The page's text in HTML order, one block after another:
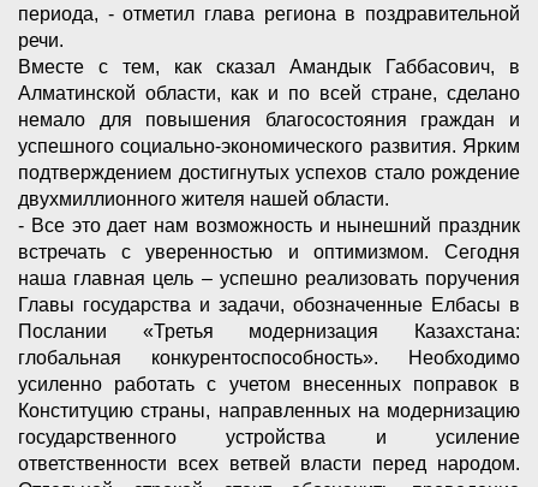
периода, - отметил глава региона в поздравительной
речи.
Вместе с тем, как сказал Амандык Габбасович, в
Алматинской области, как и по всей стране, сделано
немало для повышения благосостояния граждан и
успешного социально-экономического развития. Ярким
подтверждением достигнутых успехов стало рождение
двухмиллионного жителя нашей области.
- Все это дает нам возможность и нынешний праздник
встречать с уверенностью и оптимизмом. Сегодня
наша главная цель – успешно реализовать поручения
Главы государства и задачи, обозначенные Елбасы в
Послании «Третья модернизация Казахстана:
глобальная конкурентоспособность». Необходимо
усиленно работать с учетом внесенных поправок в
Конституцию страны, направленных на модернизацию
государственного устройства и усиление
ответственности всех ветвей власти перед народом.